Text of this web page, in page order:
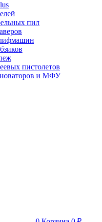
пил
пистолетов
и МФУ